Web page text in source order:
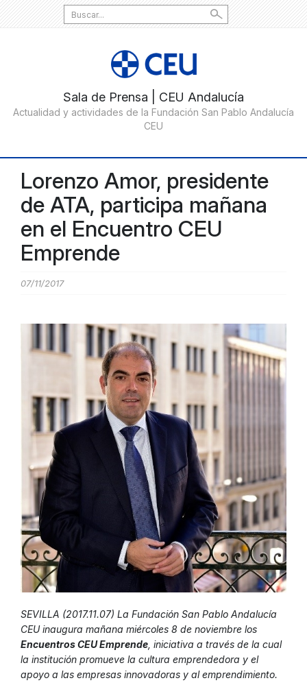
Search
for:
Lorenzo Amor, presidente
de ATA, participa mañana
en el Encuentro CEU
Emprende
07/11/2017
SEVILLA (2017.11.07) La Fundación San Pablo Andalucía
CEU inaugura mañana miércoles 8 de noviembre los
Encuentros CEU Emprende , iniciativa a través de la cual
la institución promueve la cultura emprendedora y el
apoyo a las empresas innovadoras y al emprendimiento.